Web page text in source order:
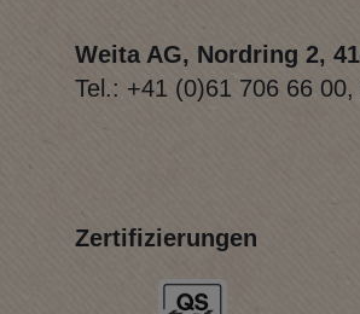
Weita AG, Nordring 2,
Tel.: +41 (0)61 706 66 00,
Zertifizierungen